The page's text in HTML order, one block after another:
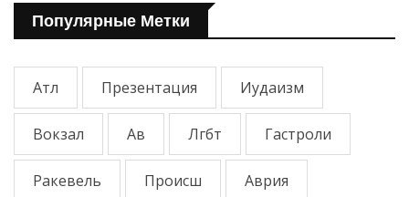
Популярные Метки
Атл Презентация Иудаизм
Вокзал Ав Лгбт Гастроли
Ракевель Происш Аврия